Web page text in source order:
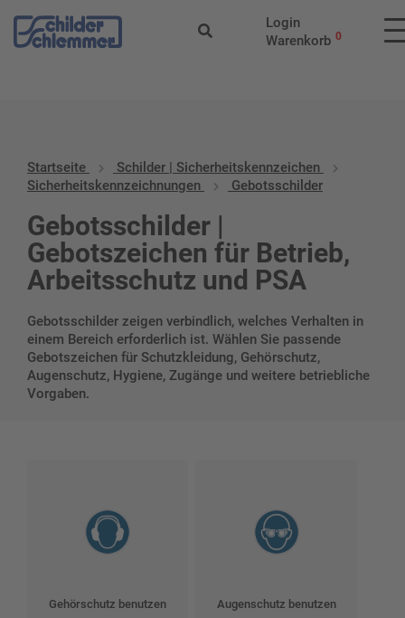
Login
Warenkorb 0
Sicherheitskennzeichen
Sicherheitskennzeichnungen /
Startseite
Schilder | Sicherheitskennzeichen
Sicherheitskennzeichnungen
Gebotsschilder
Gebotsschilder |
Gebotszeichen für Betrieb,
Arbeitsschutz und PSA
Gebotsschilder zeigen verbindlich, welches Verhalten in
einem Bereich erforderlich ist. Wählen Sie passende
Gebotszeichen für Schutzkleidung, Gehörschutz,
Augenschutz, Hygiene, Zugänge und weitere betriebliche
Vorgaben.
Gehörschutz benutzen Augenschutz benutzen